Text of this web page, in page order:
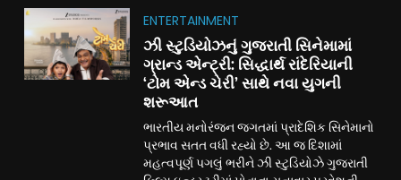
ENTERTAINMENT
ઝી સ્ટુડિયોઝનું ગુજરાતી સિનેમામાં
ગ્રાન્ડ એન્ટ્રી: સિદ્ધાર્થ રાંદેરિયાની
‘ટોમ એન્ડ ચેરી’ સાથે નવા યુગની
શરૂઆત
ભારતીય મનોરંજન જગતમાં પ્રાદેશિક સિનેમાનો
પ્રભાવ સતત વધી રહ્યો છે. આ જ દિશામાં
મહત્વપૂર્ણ પગલું ભરીને ઝી સ્ટુડિયોઝે ગુજરાતી